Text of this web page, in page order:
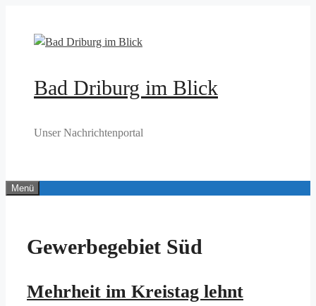
springen
Bad Driburg im Blick
Unser Nachrichtenportal
Menü
Gewerbegebiet Süd
Mehrheit im Kreistag lehnt